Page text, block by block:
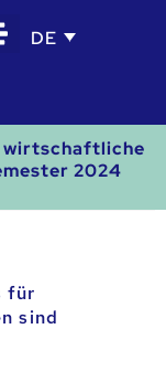
DE
wirtschaftliche
2024
für
sind